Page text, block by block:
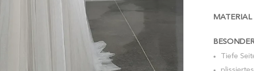
MATERIAL
Tiefe